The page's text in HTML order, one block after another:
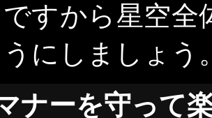
すから星空
にしましょう
ナーを守って